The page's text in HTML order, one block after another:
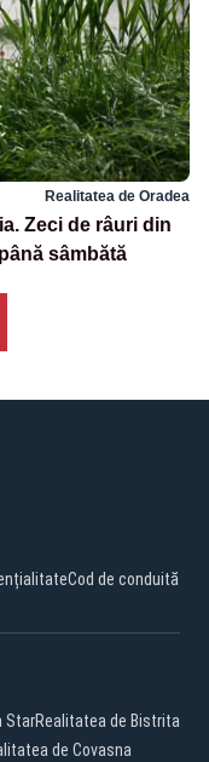
Realitatea de Oradea
Zeci de râuri din
sâmbătă
Cod de conduită
StarRealitatea de Bistrita
de Covasna